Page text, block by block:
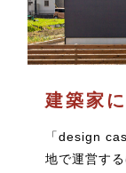
建築家
「design
地で運営す